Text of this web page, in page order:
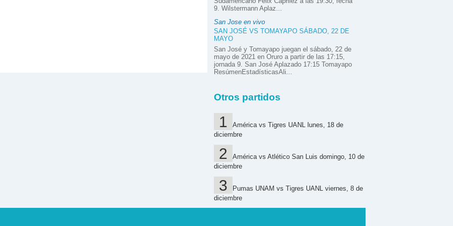
9. Wilstermann Aplaz...
San Jose en vivo
SAN JOSÉ VS TOMAYAPO SÁBADO, 22 DE
MAYO
San José y Tomayapo juegan el sábado, 22 de
mayo de 2021 en Oruro a partir de las 17:15,
jornada 9. San José Aplazado 17:15 Tomayapo
ResúmenEstadísticasAli...
Otros partidos
América vs Tigres UANL lunes, 18 de
diciembre
América vs Atlético San Luis domingo, 10 de
diciembre
Pumas UNAM vs Tigres UANL viernes, 8 de
diciembre